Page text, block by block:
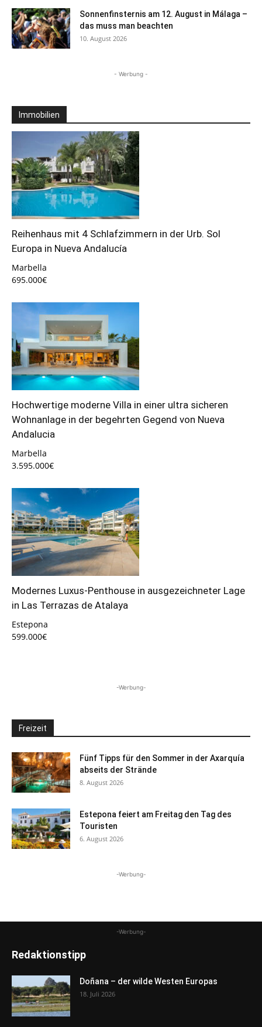
Sonnenfinsternis am 12. August in Málaga –
das muss man beachten
10. August 2026
- Werbung -
Immobilien
Reihenhaus mit 4 Schlafzimmern in der Urb. Sol
Europa in Nueva Andalucía
Marbella
695.000€
Hochwertige moderne Villa in einer ultra sicheren
Wohnanlage in der begehrten Gegend von Nueva
Andalucia
Marbella
3.595.000€
Modernes Luxus-Penthouse in ausgezeichneter Lage
in Las Terrazas de Atalaya
Estepona
599.000€
-Werbung-
Freizeit
Fünf Tipps für den Sommer in der Axarquía
abseits der Strände
8. August 2026
Estepona feiert am Freitag den Tag des
Touristen
6. August 2026
-Werbung-
-Werbung-
Redaktionstipp
Doñana – der wilde Westen Europas
18. Juli 2026